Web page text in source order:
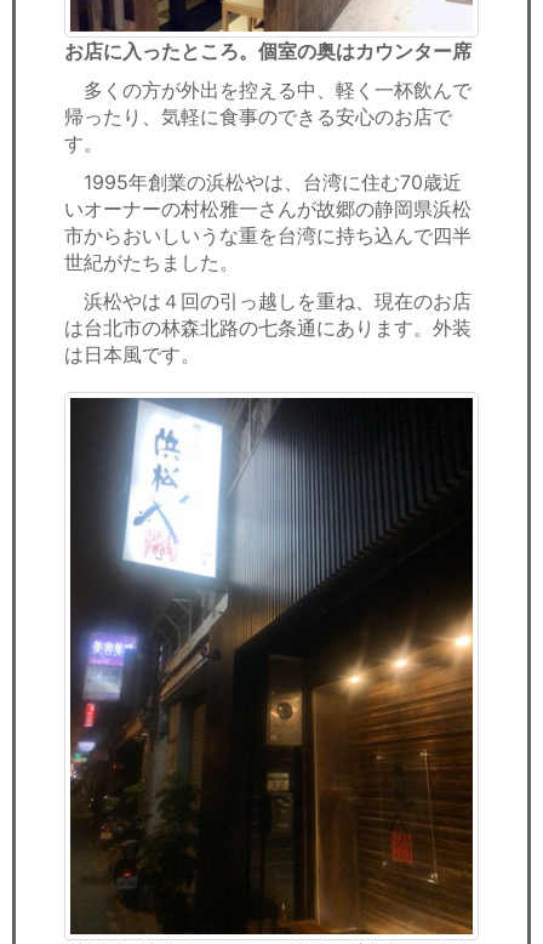
お店に入ったところ。個室の奥はカウンター席
多くの方が外出を控える中、軽く一杯飲んで
帰ったり、気軽に食事のできる安心のお店で
す。
1995年創業の浜松やは、台湾に住む70歳近
いオーナーの村松雅一さんが故郷の静岡県浜松
市からおいしいうな重を台湾に持ち込んで四半
世紀がたちました。
浜松やは４回の引っ越しを重ね、現在のお店
は台北市の林森北路の七条通にあります。外装
は日本風です。